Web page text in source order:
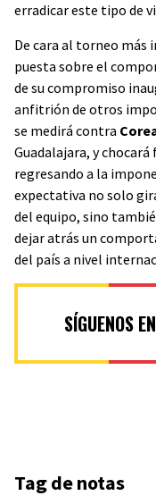
erradicar este tipo de
De cara al torneo
puesta sobre el
de su compromiso
anfitrión de otros
se medirá contra
Guadalajara, y
regresando a la
expectativa no solo
del equipo, sino
dejar atrás un
del país a nivel
SÍGUENOS
Tag de notas